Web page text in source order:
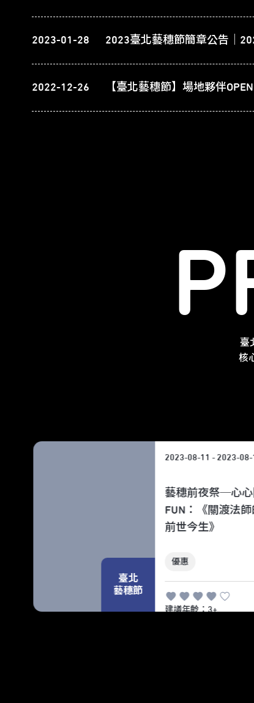
2023-01-28
2022-12-26 【臺北藝穗節】場地夥伴
臺
核
臺北
藝穗節
2023-08-11 - 2023-08-
藝穗前夜祭─心心
FUN：《關渡法師
前世今生》
優惠
建議年齡：3+